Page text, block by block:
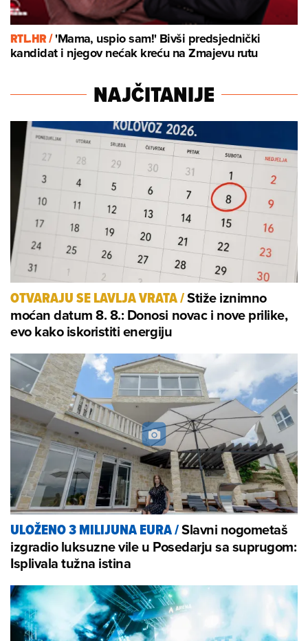
RTL.HR /'Mama, uspio sam!' Bivši predsjednički
kandidat i njegov nećak kreću na Zmajevu rutu
NAJČITANIJE
OTVARAJU SE LAVLJA VRATA/Stiže iznimno
moćan datum 8. 8.: Donosi novac i nove prilike,
evo kako iskoristiti energiju
ULOŽENO 3 MILIJUNA EURA/Slavni nogometaš
izgradio luksuzne vile u Posedarju sa suprugom:
Isplivala tužna istina